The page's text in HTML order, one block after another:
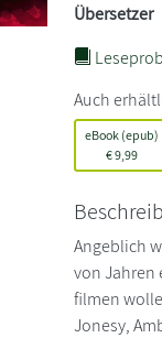
Übersetzer
Auch
eBook (epub)
€9,99
Angeblich
von Jahren
filmen
Jonesy,